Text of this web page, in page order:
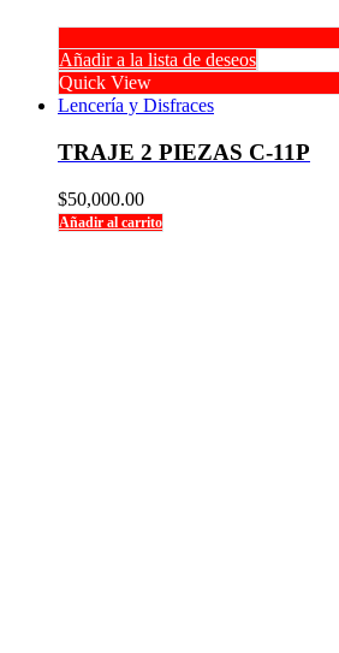
Añadir a la lista de deseos
Quick View
Lencería y Disfraces
TRAJE 2 PIEZAS C-11P
$50,000.00
Añadir al carrito